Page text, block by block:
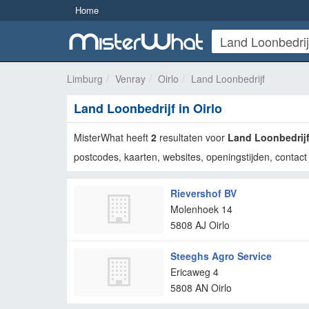
Home
Limburg Venray Oirlo Land Loonbedrijf
Land Loonbedrijf in Oirlo
MisterWhat heeft 2 resultaten voor Land Loonbedrijf
postcodes, kaarten, websites, openingstijden,
Rievershof BV
Molenhoek 14
5808 AJ Oirlo
Steeghs Agro Service
Ericaweg 4
5808 AN Oirlo